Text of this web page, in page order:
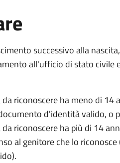
successivo alla
all'ufficio di stato
da riconoscere ha meno di
d'identità valido, o
riconoscere ha più di 14
al genitore che lo